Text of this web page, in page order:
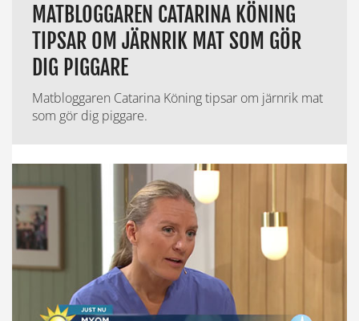
MATBLOGGAREN CATARINA KÖNING
TIPSAR OM JÄRNRIK MAT SOM GÖR
DIG PIGGARE
Matbloggaren Catarina Köning tipsar om järnrik mat
som gör dig piggare.